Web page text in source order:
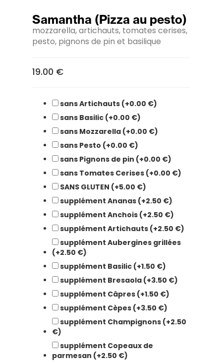
Samantha (Pizza au pesto)
mozzarella, artichauts, tomates cerises,
pesto, pignons de pin et basilique
19.00 €
sans Artichauts (+0.00 €)
sans Basilic (+0.00 €)
sans Mozzarella (+0.00 €)
sans Pesto (+0.00 €)
sans Pignons de pin (+0.00 €)
sans Tomates Cerises (+0.00 €)
SANS GLUTEN (+5.00 €)
supplément Ananas (+2.50 €)
supplément Anchois (+2.50 €)
supplément Artichauts (+2.50 €)
supplément Aubergines grillées
(+2.50 €)
supplément Basilic (+1.50 €)
supplément Bresaola (+3.50 €)
supplément Câpres (+1.50 €)
supplément Cèpes (+3.50 €)
supplément Champignons (+2.50
€)
supplément Copeaux de
parmesan (+2.50 €)